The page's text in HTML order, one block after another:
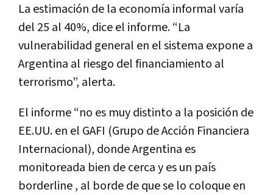
La estimación de la economía informal varía
del 25 al 40%, dice el informe. “La
vulnerabilidad general en el sistema expone a
Argentina al riesgo del financiamiento al
terrorismo”, alerta.
El informe “no es muy distinto a la posición de
EE.UU. en el GAFI (Grupo de Acción Financiera
Internacional), donde Argentina es
monitoreada bien de cerca y es un país
borderline , al borde de que se lo coloque en